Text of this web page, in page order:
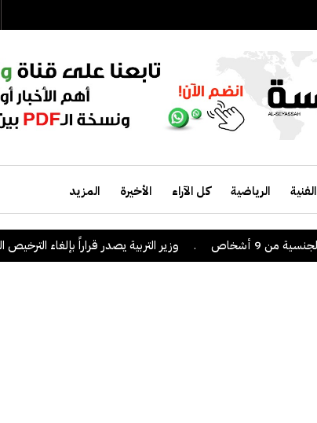
الفنية الرياضية كل الآراء الأخيرة المزيد
9 أشخاص . وزير التربية يصدر قراراً بإلغاء الترخيص